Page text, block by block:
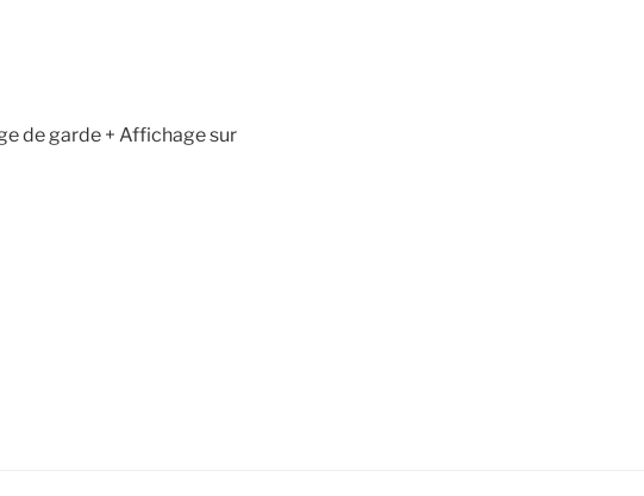
de garde + Affichage sur